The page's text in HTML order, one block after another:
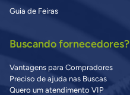
Guia de Feiras
Buscando fornecedores?
Vantagens para Compradores
Preciso de ajuda nas Buscas
Quero um atendimento VIP